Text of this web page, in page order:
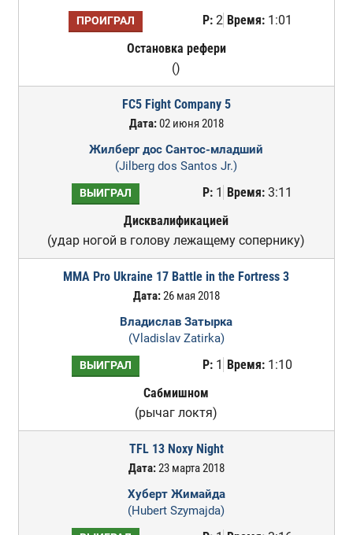
ПРОИГРАЛ Р:2 Время:1:01
Остановка рефери
()
FC5 Fight Company 5
Дата:02 июня 2018
Жилберг дос Сантос-младший
(Jilberg dos Santos Jr.)
ВЫИГРАЛ Р:1 Время:3:11
Дисквалификацией
(удар ногой в голову лежащему сопернику)
MMA Pro Ukraine 17 Battle in the Fortress 3
Дата:26 мая 2018
Владислав Затырка
(Vladislav Zatirka)
ВЫИГРАЛ Р:1 Время:1:10
Сабмишном
(рычаг локтя)
TFL 13 Noxy Night
Дата:23 марта 2018
Хуберт Жимайда
(Hubert Szymajda)